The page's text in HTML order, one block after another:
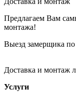
Предлагаем Вам
монтажа!
Выезд замерщика
Доставка и монтаж
Услуги